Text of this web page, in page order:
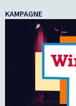
KAMPAGNE